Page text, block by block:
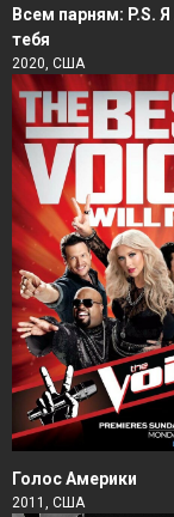
Всем парням: P.S.
тебя
2020, США
Голос Америки
2011, США